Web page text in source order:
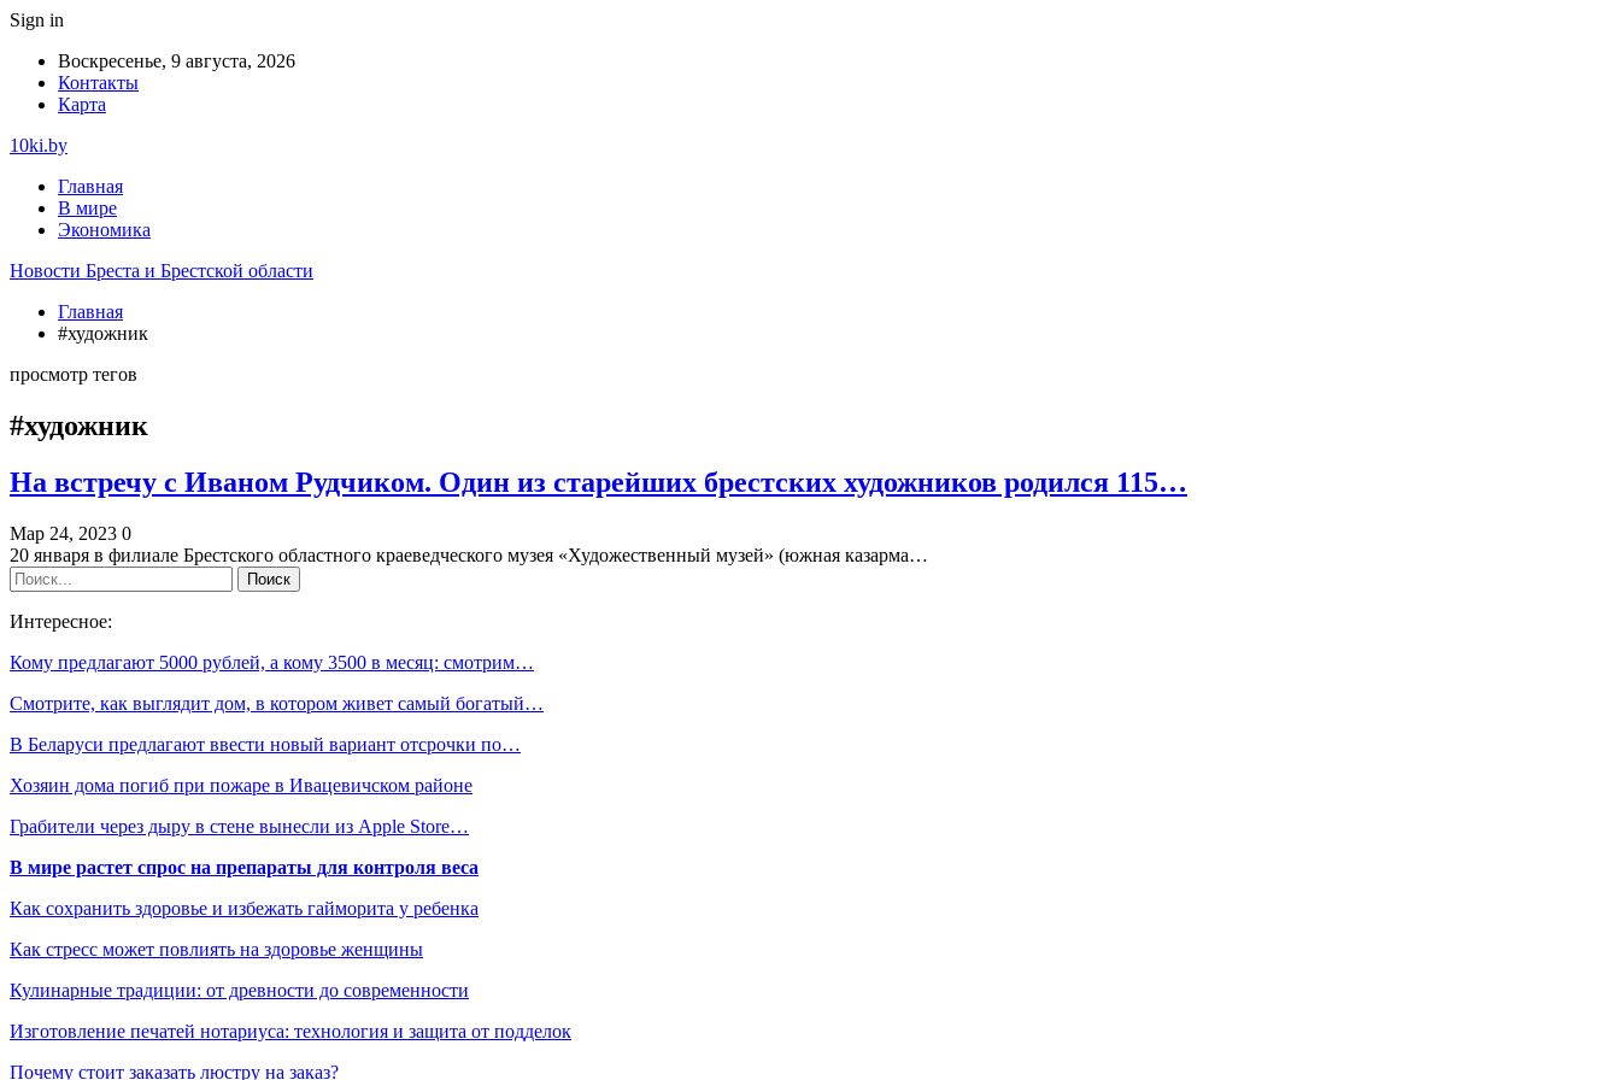
Sign in
Воскресенье, 9 августа, 2026
Контакты
Карта
10ki.by
Главная
В мире
Экономика
Новости Бреста и Брестской области
Главная
#художник
просмотр тегов
#художник
На встречу с Иваном Рудчиком. Один из старейших брестских художников родился 115…
Мар 24, 2023 0
20 января в филиале Брестского областного краеведческого музея «Художественный музей» (южная казарма…
Интересное:
Кому предлагают 5000 рублей, а кому 3500 в месяц: смотрим…
Смотрите, как выглядит дом, в котором живет самый богатый…
В Беларуси предлагают ввести новый вариант отсрочки по…
Хозяин дома погиб при пожаре в Ивацевичском районе
Грабители через дыру в стене вынесли из Apple Store…
В мире растет спрос на препараты для контроля веса
Как сохранить здоровье и избежать гайморита у ребенка
Как стресс может повлиять на здоровье женщины
Кулинарные традиции: от древности до современности
Изготовление печатей нотариуса: технология и защита от подделок
Почему стоит заказать люстру на заказ?